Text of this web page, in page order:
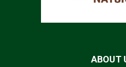
ABOUT